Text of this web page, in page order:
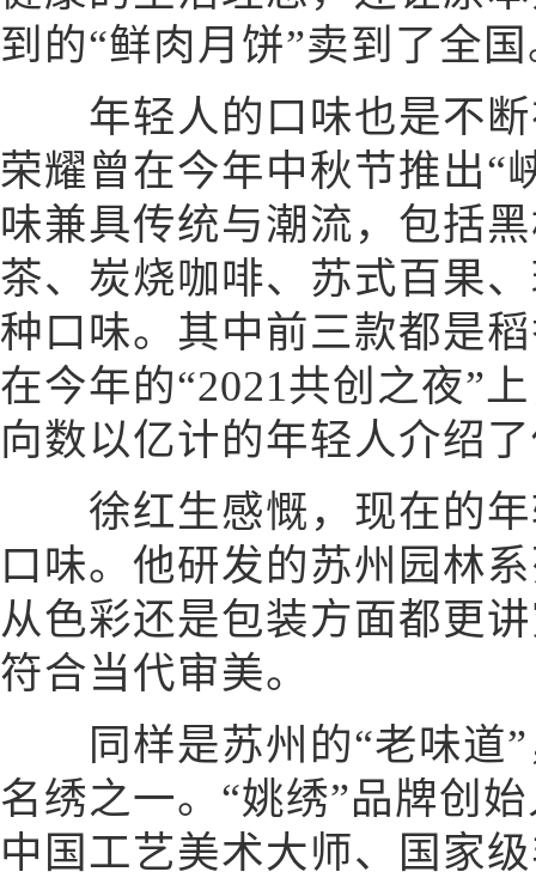
到的“鲜肉月饼”卖到了全
年轻人的口味也是不断
荣耀曾在今年中秋节推出“
味兼具传统与潮流，包括
茶、炭烧咖啡、苏式百果
种口味。其中前三款都是
在今年的“2021共创之夜”
向数以亿计的年轻人介绍
徐红生感慨，现在的年
口味。他研发的苏州园林
从色彩还是包装方面都更
符合当代审美。
同样是苏州的“老味道”
名绣之一。“姚绣”品牌创
中国工艺美术大师、国家